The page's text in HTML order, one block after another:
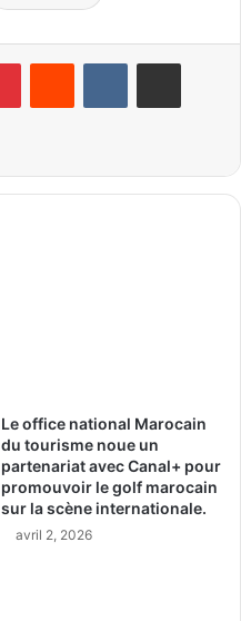
Le office national Marocain
du tourisme noue un
partenariat avec Canal+ pour
promouvoir le golf marocain
sur la scène internationale.
avril 2, 2026